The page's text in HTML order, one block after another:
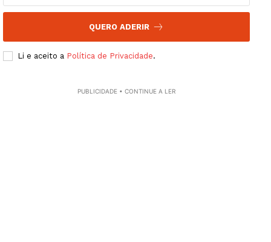
QUERO ADERIR
Li e aceito a Política de Privacidade.
PUBLICIDADE • CONTINUE A LER